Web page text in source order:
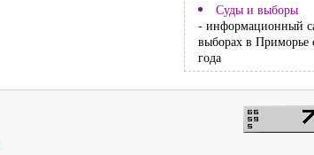
Суды и выборы
- информационный
выборах в Приморье
года